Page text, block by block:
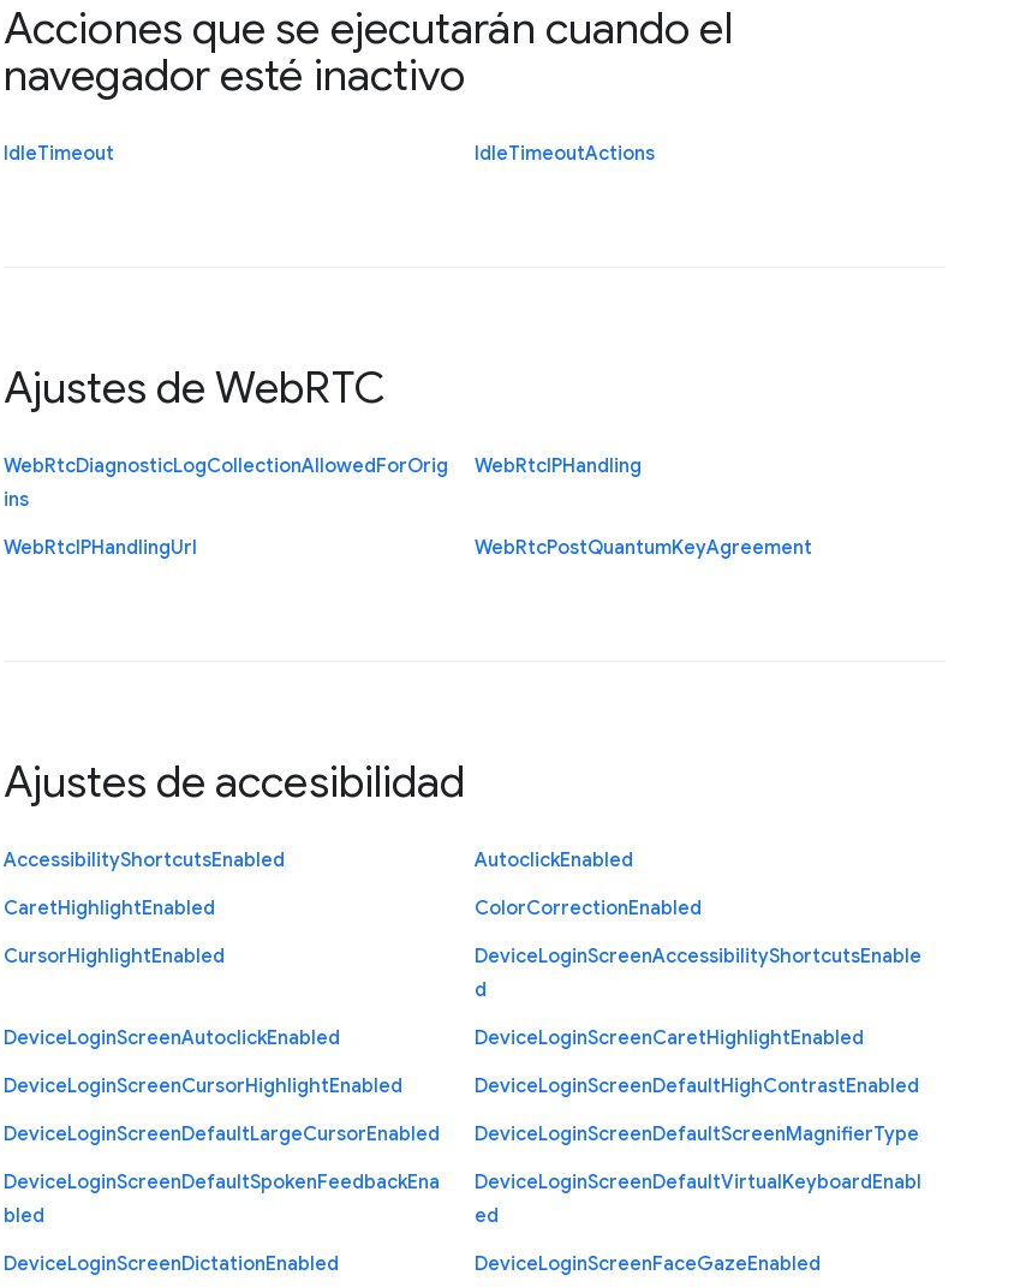
Acciones que se ejecutarán cuando el
navegador esté inactivo
IdleTimeout IdleTimeoutActions
Ajustes de WebRTC
WebRtcDiagnosticLogCollectionAllowedForOrig
ins
WebRtcIPHandling
WebRtcIPHandlingUrl WebRtcPostQuantumKeyAgreement
Ajustes de accesibilidad
AccessibilityShortcutsEnabled AutoclickEnabled
CaretHighlightEnabled ColorCorrectionEnabled
CursorHighlightEnabled DeviceLoginScreenAccessibilityShortcutsEnable
d
DeviceLoginScreenAutoclickEnabled DeviceLoginScreenCaretHighlightEnabled
DeviceLoginScreenCursorHighlightEnabled DeviceLoginScreenDefaultHighContrastEnabled
DeviceLoginScreenDefaultLargeCursorEnabled DeviceLoginScreenDefaultScreenMagnifierType
DeviceLoginScreenDefaultSpokenFeedbackEna
bled
DeviceLoginScreenDefaultVirtualKeyboardEnabl
ed
DeviceLoginScreenDictationEnabled DeviceLoginScreenFaceGazeEnabled